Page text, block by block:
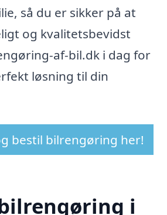
så du er sikker på at
og kvalitetsbevidst
af-bil.dk i dag for
løsning til din
bestil bilrengøring her!
i